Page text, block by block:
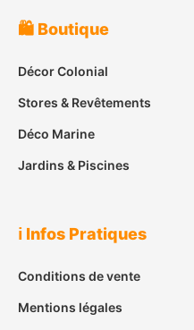
🛍️ Boutique
Décor Colonial
Stores & Revêtements
Déco Marine
Jardins & Piscines
ℹ️ Infos Pratiques
Conditions de vente
Mentions légales